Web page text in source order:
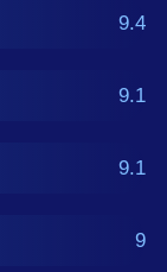
9.4
9.1
9.1
9